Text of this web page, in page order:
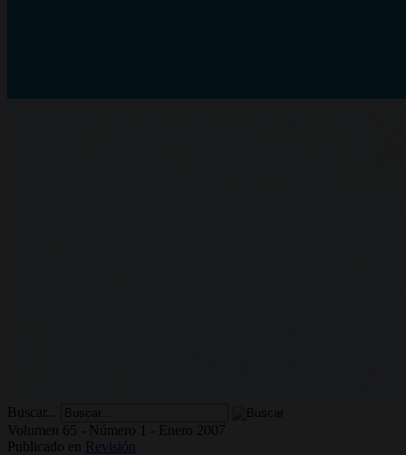
Buscar...
Volumen 65 - Número 1 - Enero 2007
Publicado en
Revisión